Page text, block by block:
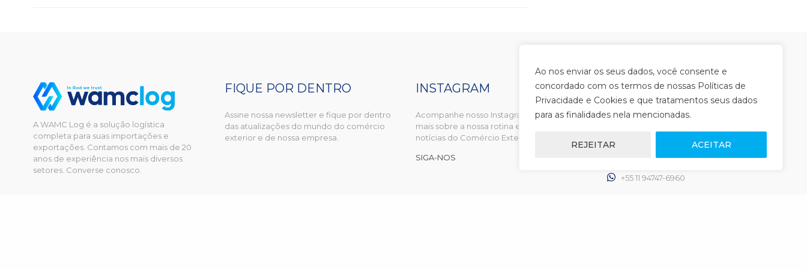
Ao nos enviar os seus dados, você consente e
concordado com os termos de nossas Políticas de
Privacidade e Cookies e que tratamentos seus dados
para as finalidades nela mencionadas.
REJEITAR ACEITAR
A WAMC Log é a solução logística
completa para suas importações e
exportações. Contamos com mais de 20
anos de experiência nos mais diversos
setores. Converse conosco.
FIQUE POR DENTRO
Assine nossa newsletter e fique por dentro
das atualizações do mundo do comércio
exterior e de nossa empresa.
INSTAGRAM
Acompanhe nosso Instagram e conheça
mais sobre a nossa rotina e principais
notícias do Comércio Exterior.
SIGA-NOS
ENTRE EM CONTATO
Deixe seus produtos nas mãos de quem
comercial@wamclog.com.br
+55 11 94747-6960